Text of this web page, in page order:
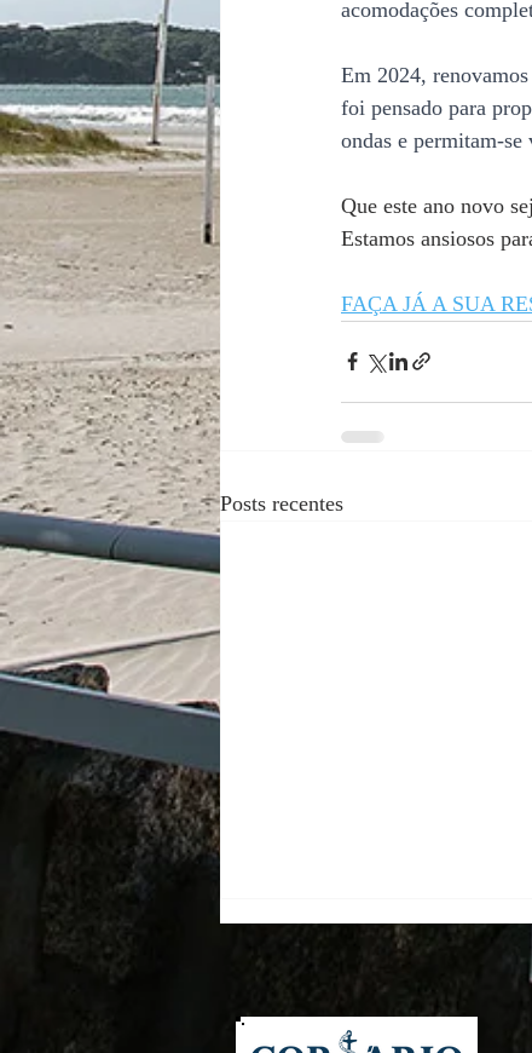
acomodações
Em 2024,
foi pensado para
ondas e permitam-se
Que este ano novo
Estamos ansiosos
FAÇA JÁ A SUA
Posts recentes